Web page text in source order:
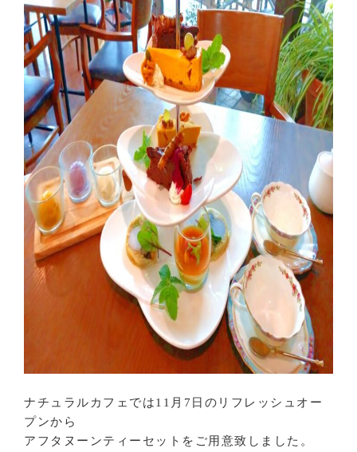
ナチュラルカフェでは11月7日のリフレッシュオー
プンから
アフタヌーンティーセットをご用意致しました。